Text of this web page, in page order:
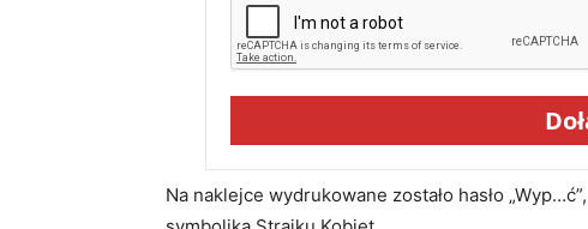
Na naklejce wydrukowane zostało hasło